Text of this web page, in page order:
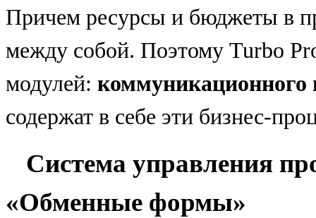
Причем ресурсы и бюджеты в
между собой. Поэтому Turbo
модулей: коммуникационного
содержат в себе эти бизнес-
Система управления
«Обменные формы»